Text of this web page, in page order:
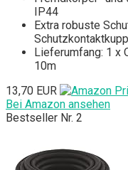
IP44
Extra robuste
Lieferumfang: 1 x
10m
13,70 EUR
Bei Amazon ansehen
Bestseller Nr. 2